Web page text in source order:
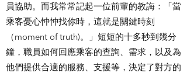
員協助。而我常常記起一位前輩的教誨：「當
乘客憂心忡忡找你時，這就是關鍵時刻
（moment of truth)。」短短的十多秒到幾分
鐘，職員如何回應乘客的查詢、需求，以及為
他們提供合適的服務、支援等，決定了對方的